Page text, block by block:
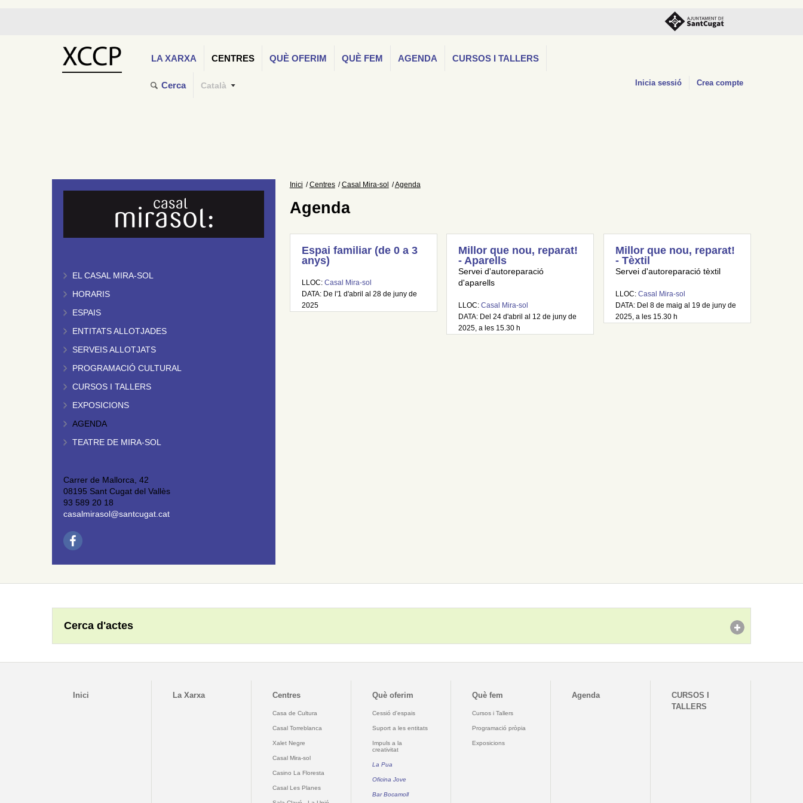
LA XARXA CENTRES QUÈ OFERIM QUÈ FEM AGENDA CURSOS I TALLERS
Cerca Català Inicia sessió Crea compte
EL CASAL MIRA-SOL
HORARIS
ESPAIS
ENTITATS ALLOTJADES
SERVEIS ALLOTJATS
PROGRAMACIÓ CULTURAL
CURSOS I TALLERS
EXPOSICIONS
AGENDA
TEATRE DE MIRA-SOL
Carrer de Mallorca, 42
08195 Sant Cugat del Vallès
93 589 20 18
casalmirasol@santcugat.cat
Inici Centres Casal Mira-sol Agenda
Agenda
Espai familiar (de 0 a 3
anys)
LLOC: Casal Mira-sol
DATA: De l'1 d'abril al 28 de juny de
2025
Millor que nou, reparat!
- Aparells
Servei d'autoreparació
d'aparells
LLOC:Casal Mira-sol
DATA: Del 24 d'abril al 12 de juny de
2025, a les 15.30 h
Millor que nou, reparat!
- Tèxtil
Servei d'autoreparació tèxtil
LLOC: Casal Mira-sol
DATA: Del 8 de maig al 19 de juny de
2025, a les 15.30 h
Cerca d'actes
Inici La Xarxa Centres
Casa de Cultura
Casal Torreblanca
Xalet Negre
Casal Mira-sol
Casino La Floresta
Casal Les Planes
Què oferim
Cessió d'espais
Suport a les entitats
Impuls a la
creativitat
La Pua
Oficina Jove
Bar Bocamoll
Què fem
Cursos i Tallers
Programació pròpia
Exposicions
Agenda
CURSOS I
TALLERS